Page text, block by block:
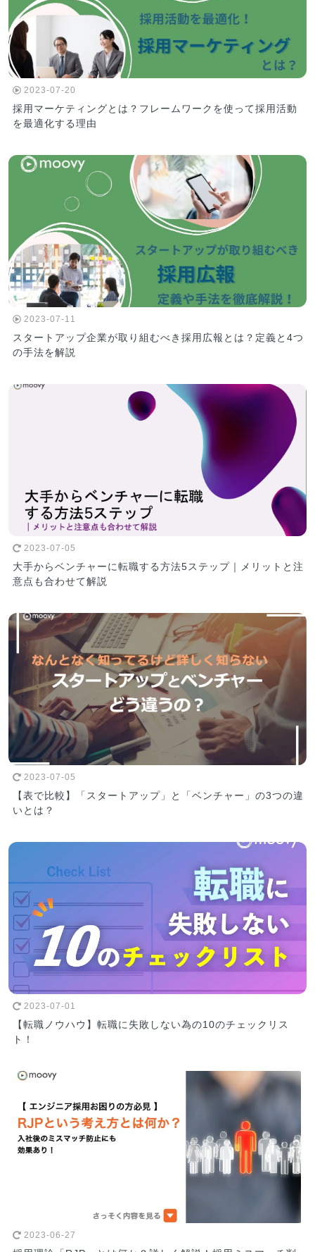
2023-07-20
採用マーケティングとは？フレームワークを使って採用活動
を最適化する理由
2023-07-11
スタートアップ企業が取り組むべき採用広報とは？定義と4つ
の手法を解説
2023-07-05
大手からベンチャーに転職する方法5ステップ｜メリットと注
意点も合わせて解説
2023-07-05
【表で比較】「スタートアップ」と「ベンチャー」の3つの違
いとは？
2023-07-01
【転職ノウハウ】転職に失敗しない為の10のチェックリス
ト！
2023-06-27